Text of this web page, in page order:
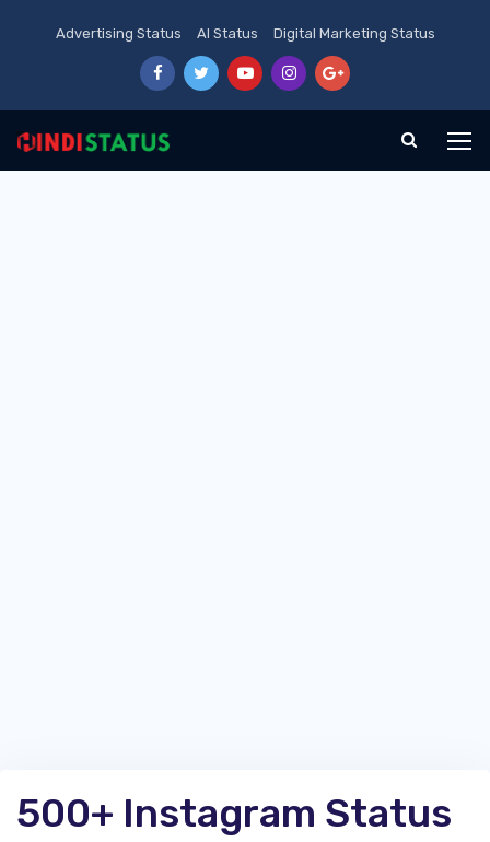
Advertising Status AI Status Digital Marketing Status
500+ Instagram Status